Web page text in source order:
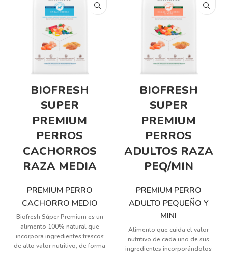
BIOFRESH
SUPER
PREMIUM
PERROS
CACHORROS
RAZA MEDIA
PREMIUM PERRO
CACHORRO MEDIO
Biofresh Súper Premium es un
alimento 100% natural que
incorpora ingredientes frescos
de alto valor nutritivo, de forma
BIOFRESH
SUPER
PREMIUM
PERROS
ADULTOS RAZA
PEQ/MIN
PREMIUM PERRO
ADULTO PEQUEÑO Y
MINI
Alimento que cuida el valor
nutritivo de cada uno de sus
ingredientes incorporándolos